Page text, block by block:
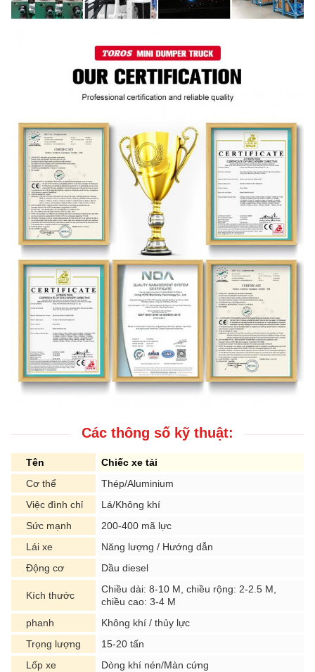
Các thông số kỹ thuật:
Tên
Chiếc xe tải
Cơ thể
Thép/Aluminium
Việc đình chỉ
Lá/Không khí
Sức mạnh
200-400 mã lực
Lái xe
Năng lượng / Hướng dẫn
Động cơ
Dầu diesel
Kích thước
Chiều dài: 8-10 M, chiều rộng: 2-2.5 M,
chiều cao: 3-4 M
phanh
Không khí / thủy lực
Trọng lượng
15-20 tấn
Lốp xe
Dòng khí nén/Màn cứng